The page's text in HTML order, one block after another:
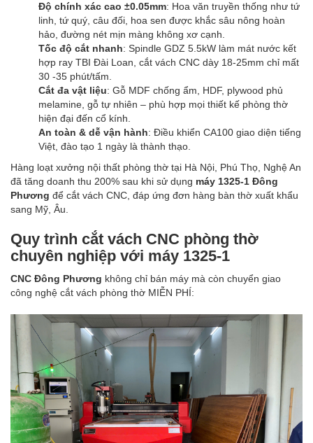
Độ chính xác cao ±0.05mm: Hoa văn truyền thống như tứ
linh, tứ quý, câu đối, hoa sen được khắc sâu nông hoàn
hảo, đường nét mịn màng không xơ cạnh.
Tốc độ cắt nhanh: Spindle GDZ 5.5kW làm mát nước kết
hợp ray TBI Đài Loan, cắt vách CNC dày 18-25mm chỉ mất
30 -35 phút/tấm.
Cắt đa vật liệu: Gỗ MDF chống ẩm, HDF, plywood phủ
melamine, gỗ tự nhiên – phù hợp mọi thiết kế phòng thờ
hiện đại đến cổ kính.
An toàn & dễ vận hành: Điều khiển CA100 giao diện tiếng
Việt, đào tạo 1 ngày là thành thạo.
Hàng loạt xưởng nội thất phòng thờ tại Hà Nội, Phú Thọ, Nghệ An
đã tăng doanh thu 200% sau khi sử dụng máy 1325-1 Đông
Phương để cắt vách CNC, đáp ứng đơn hàng bàn thờ xuất khẩu
sang Mỹ, Âu.
Quy trình cắt vách CNC phòng thờ
chuyên nghiệp với máy 1325-1
CNC Đông Phương không chỉ bán máy mà còn chuyển giao
công nghệ cắt vách phòng thờ MIỄN PHÍ: